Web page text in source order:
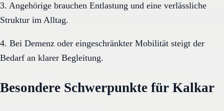
3. Angehörige brauchen Entlastung und eine verlässliche
Struktur im Alltag.
4. Bei Demenz oder eingeschränkter Mobilität steigt der
Bedarf an klarer Begleitung.
Besondere Schwerpunkte für Kalkar